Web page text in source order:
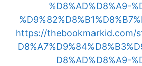
%D8%AD%D8%A9-
https://thebookmarkid.com/
D8%AD%D8%A9-